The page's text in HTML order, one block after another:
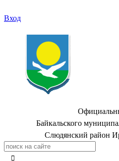
Вход
Байкальского
Слюдянский район